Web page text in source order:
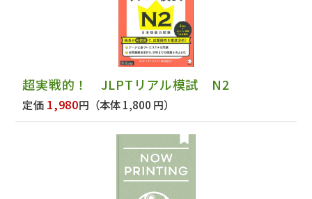
超実戦的！ JLPTリアル模試 N2
定価 1,980円 （本体 1,800 円）